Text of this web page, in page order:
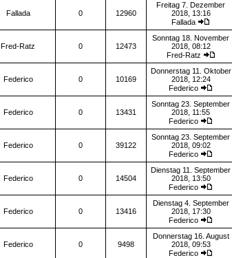
Fallada 0 12960
Freitag 7. Dezember
2018, 13:16
Fallada
Fred-Ratz 0 12473
Sonntag 18. November
2018, 08:12
Fred-Ratz
Federico 0 10169
Donnerstag 11. Oktober
2018, 12:24
Federico
Federico 0 13431
Sonntag 23. September
2018, 11:55
Federico
Federico 0 39122
Sonntag 23. September
2018, 09:02
Federico
Federico 0 14504
Dienstag 11. September
2018, 13:50
Federico
Federico 0 13416
Dienstag 4. September
2018, 17:30
Federico
Federico 0 9498
Donnerstag 16. August
2018, 09:53
Federico